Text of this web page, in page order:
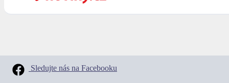
Sledujte nás na Facebooku